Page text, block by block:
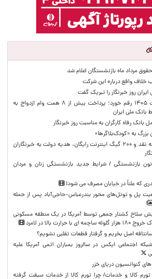
مرداد ماه بازنشستگان اعلام شد
خلاف واقع درباره این شرکت
روز خبرنگار را تبریک گفت
در چهار ماه نخست ۱۴۰۵ رقم خورد؛ پرداخت بیش از ۸ همت وام ازدواج به
ملی ایران
بانک رفاه کارگران به مناسبت روز خبرنگار
به «کودک‌بلاگرها»
۵۰۰ هزارتومان وجه نقد و ۲۰۰ گیگ اینترنت رایگان، هدیه دولت به خبرنگاران
بازنشستگی / شرایط جدید بازنشستگی زنان و مردان
که علناً در خیابان مصرف می شود!
پل و تونل‌های محور بندرعباس–حاجی‌آباد پس از حمله
سلاح کشتار جمعی توسط آمریکا در یک منطقه مسکونی
حرارت بالا در لامرد
اصل بخریم و گرفتار قطعات تقلبی نشویم؟
اجتماعی ایکس در سالروز بمباران اتمی آمریکا علیه
کنوانسیون دریای خزر
واحدی تورم کالا و خدمات/ چرا تورم کالا از خدمات سبقت گرفته